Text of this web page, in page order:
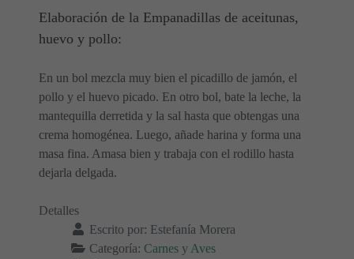
Elaboración de la Empanadillas de aceitunas,
huevo y pollo:
En un bol mezcla muy bien el picadillo de jamón, el
pollo y el huevo picado. En otro bol, bate la leche, la
mantequilla derretida y la sal hasta que obtengas una
crema homogénea. Luego, añade harina y forma una
masa fina. Amasa bien y trabaja con el rodillo hasta
dejarla delgada.
Detalles
Escrito por: Estefanía Morera
Categoría: Carnes y Aves